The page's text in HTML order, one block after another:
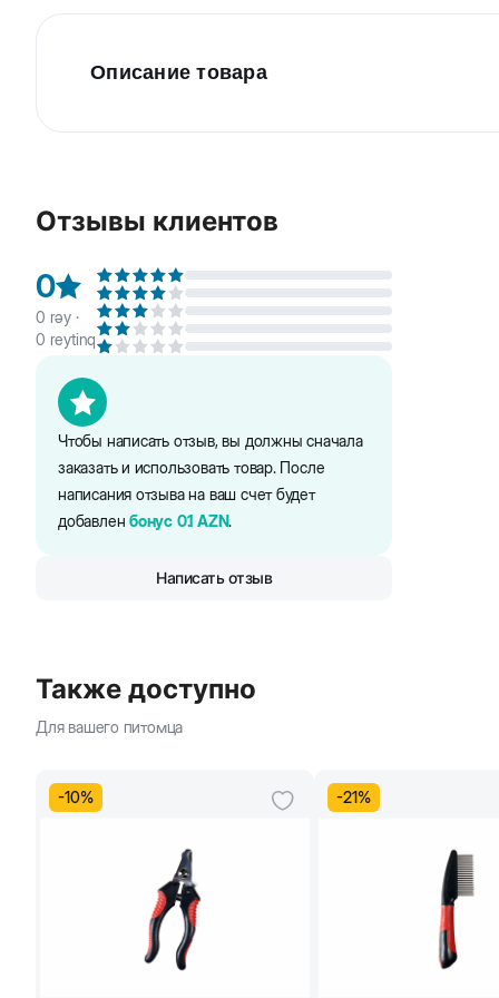
Описание товара
Отзывы клиентов
0
0 rəy ·
0 reytinq
Чтобы написать отзыв, вы должны сначала
заказать и использовать товар. После
написания отзыва на ваш счет будет
добавленбонус 0.1 AZN.
Написать отзыв
Также доступно
Для вашего питомца
-10% -21%